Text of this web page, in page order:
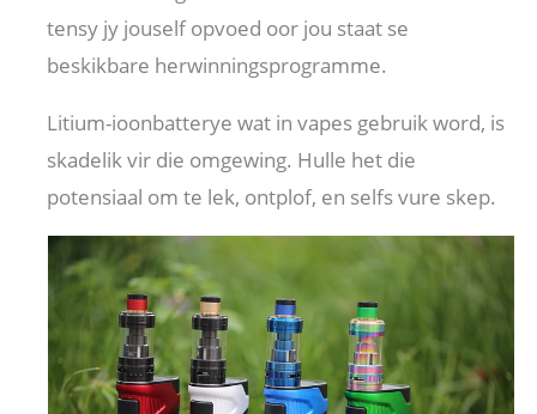
tensy jy jouself opvoed oor jou staat se
beskikbare herwinningsprogramme.
Litium-ioonbatterye wat in vapes gebruik word, is
skadelik vir die omgewing. Hulle het die
potensiaal om te lek, ontplof, en selfs vure skep.